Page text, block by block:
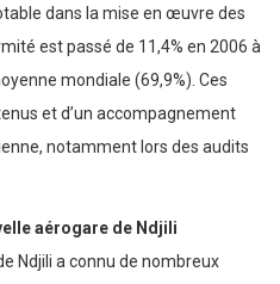
dans la mise en œuvre des
est passé de 11,4% en 2006 à
mondiale (69,9%). Ces
et d’un accompagnement
notamment lors des audits
aérogare de Ndjili
Ndjili a connu de nombreux